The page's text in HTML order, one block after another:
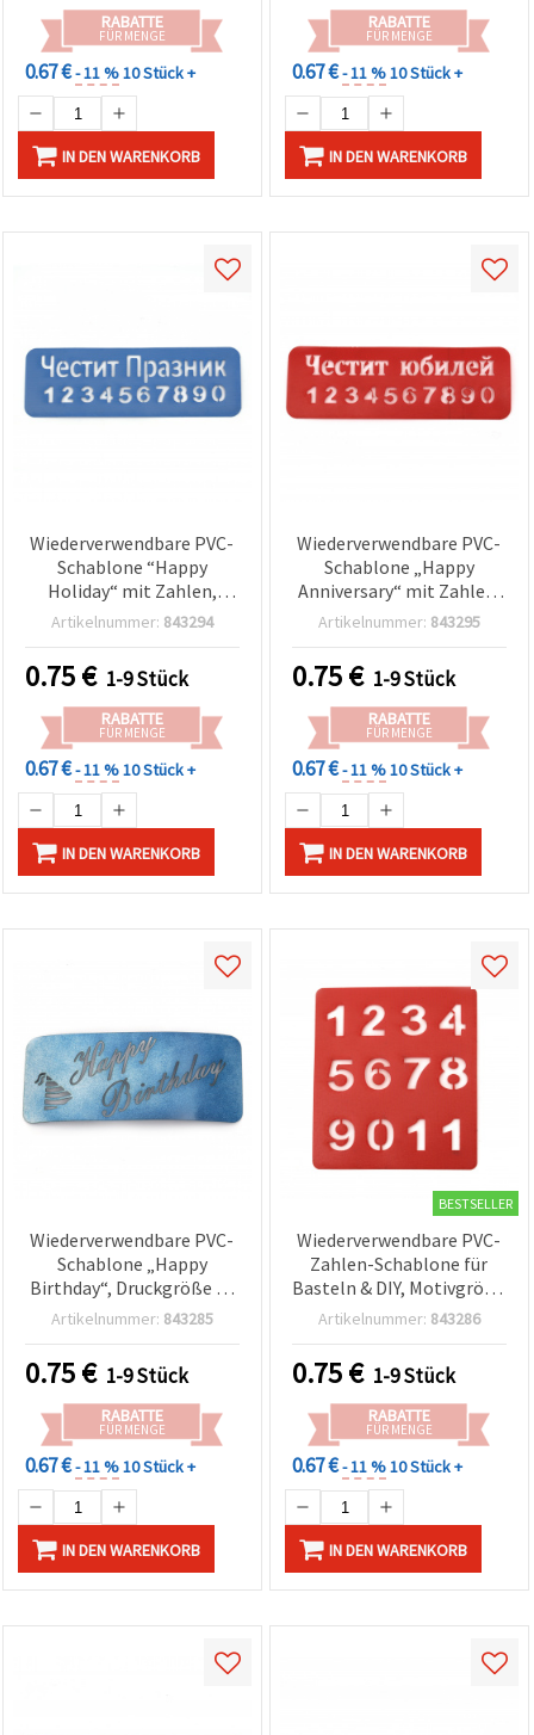
RABATTE
FÜR MENGE
0.67 €- 11 %10 Stück +
IN DEN WARENKORB
RABATTE
FÜR MENGE
0.67 €- 11 %10 Stück +
IN DEN WARENKORB
Wiederverwendbare PVC-
Schablone “Happy
Holiday“ mit Zahlen,
Druckgröße: 13 x 3,5 cm –
Artikelnummer: 843294
0.75€ 1-9 Stück
RABATTE
FÜR MENGE
0.67 €- 11 %10 Stück +
IN DEN WARENKORB
Wiederverwendbare PVC-
Schablone „Happy
Anniversary“ mit Zahlen,
Druckgröße 12,7 x 3,5 cm
Artikelnummer: 843295
0.75€ 1-9 Stück
RABATTE
FÜR MENGE
0.67 €- 11 %10 Stück +
IN DEN WARENKORB
Wiederverwendbare PVC-
Schablone „Happy
Birthday“, Druckgröße 12
x 5 cm, für Basteln,
Artikelnummer: 843285
0.75€ 1-9 Stück
RABATTE
FÜR MENGE
0.67 €- 11 %10 Stück +
IN DEN WARENKORB
BESTSELLER
Wiederverwendbare PVC-
Zahlen-Schablone für
Basteln & DIY, Motivgröße
8 x 7,5 cm
Artikelnummer: 843286
0.75€ 1-9 Stück
RABATTE
FÜR MENGE
0.67 €- 11 %10 Stück +
IN DEN WARENKORB